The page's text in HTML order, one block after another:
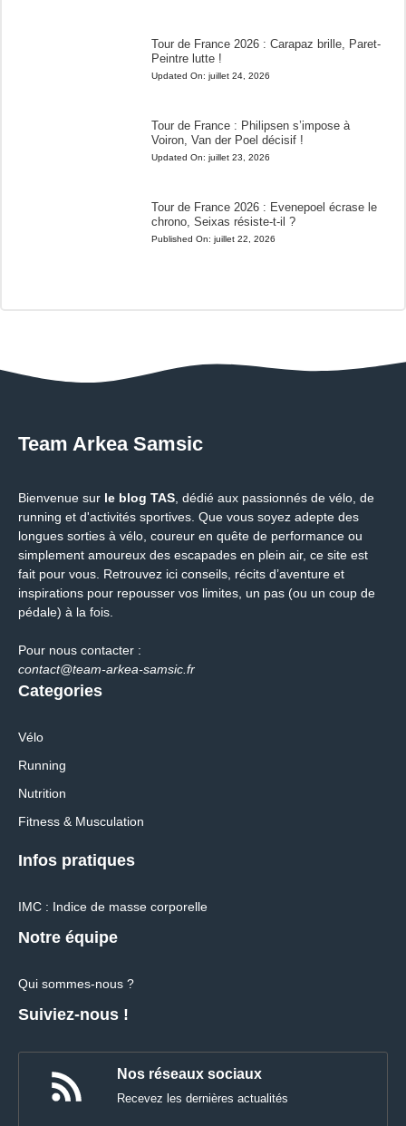
Tour de France 2026 : Carapaz brille, Paret-
Peintre lutte !
Updated On: juillet 24, 2026
Tour de France : Philipsen s’impose à
Voiron, Van der Poel décisif !
Updated On: juillet 23, 2026
Tour de France 2026 : Evenepoel écrase le
chrono, Seixas résiste-t-il ?
Published On: juillet 22, 2026
Team Arkea Samsic
Bienvenue sur le blog TAS , dédié aux passionnés de vélo, de
running et d'activités sportives. Que vous soyez adepte des
longues sorties à vélo, coureur en quête de performance ou
simplement amoureux des escapades en plein air, ce site est
fait pour vous. Retrouvez ici conseils, récits d’aventure et
inspirations pour repousser vos limites, un pas (ou un coup de
pédale) à la fois.
Pour nous contacter :
contact@team-arkea-samsic.fr
Categories
Vélo
Running
Nutrition
Fitness & Musculation
Infos pratiques
IMC : Indice de masse corporelle
Notre équipe
Qui sommes-nous ?
Suiviez-nous !
Nos réseaux sociaux
Recevez les dernières actualités